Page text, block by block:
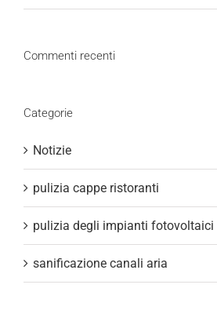
Commenti recenti
Categorie
Notizie
pulizia cappe ristoranti
pulizia degli impianti fotovoltaici
sanificazione canali aria